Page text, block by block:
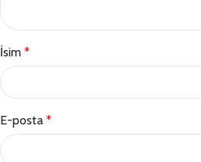
İsim *
E-posta *